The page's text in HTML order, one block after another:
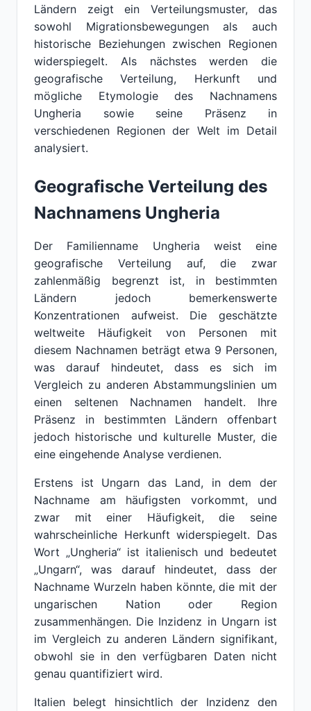
Ländern zeigt ein Verteilungsmuster, das
sowohl Migrationsbewegungen als auch
historische Beziehungen zwischen Regionen
widerspiegelt. Als nächstes werden die
geografische Verteilung, Herkunft und
mögliche Etymologie des Nachnamens
Ungheria sowie seine Präsenz in
verschiedenen Regionen der Welt im Detail
analysiert.
Geografische Verteilung des
Nachnamens Ungheria
Der Familienname Ungheria weist eine
geografische Verteilung auf, die zwar
zahlenmäßig begrenzt ist, in bestimmten
Ländern jedoch bemerkenswerte
Konzentrationen aufweist. Die geschätzte
weltweite Häufigkeit von Personen mit
diesem Nachnamen beträgt etwa 9 Personen,
was darauf hindeutet, dass es sich im
Vergleich zu anderen Abstammungslinien um
einen seltenen Nachnamen handelt. Ihre
Präsenz in bestimmten Ländern offenbart
jedoch historische und kulturelle Muster, die
eine eingehende Analyse verdienen.
Erstens ist Ungarn das Land, in dem der
Nachname am häufigsten vorkommt, und
zwar mit einer Häufigkeit, die seine
wahrscheinliche Herkunft widerspiegelt. Das
Wort „Ungheria“ ist italienisch und bedeutet
„Ungarn“, was darauf hindeutet, dass der
Nachname Wurzeln haben könnte, die mit der
ungarischen Nation oder Region
zusammenhängen. Die Inzidenz in Ungarn ist
im Vergleich zu anderen Ländern signifikant,
obwohl sie in den verfügbaren Daten nicht
genau quantifiziert wird.
Italien belegt hinsichtlich der Inzidenz den